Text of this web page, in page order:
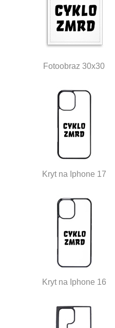
Fotoobraz 30x30
Kryt na Iphone 17
Kryt na Iphone 16